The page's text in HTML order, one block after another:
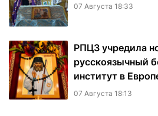
07 Августа 18:33
РПЦЗ учредила
русскоязычный
институт в
07 Августа 18:13